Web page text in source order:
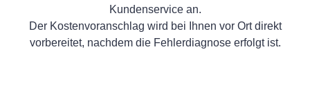
Kundenservice an.
Der Kostenvoranschlag wird bei Ihnen vor Ort direkt
vorbereitet, nachdem die Fehlerdiagnose erfolgt ist.